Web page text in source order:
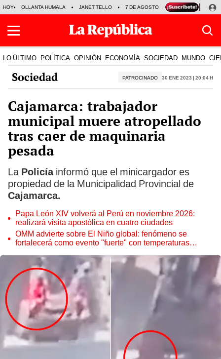
HOY OLLANTA HUMALA JANET TELLO 7 DE AGOSTO TINKA RESULTADOS
LO ÚLTIMO POLÍTICA OPINIÓN ECONOMÍA SOCIEDAD MUNDO
Sociedad PATROCINADO 30 Ene 2023 | 20:04 h
Cajamarca: trabajador
municipal muere atropellado
tras caer de maquinaria
pesada
La Policíainformó que el minicargador es
propiedad de la Municipalidad Provincial de
Cajamarca.
Papa León XIV volverá al Perú en noviembre 2026:
realizará visita apostólica en cuatro ciudades
OMM advierte sobre El Niño global: fenómeno se
fortalecerá como evento "fuerte" con temperaturas